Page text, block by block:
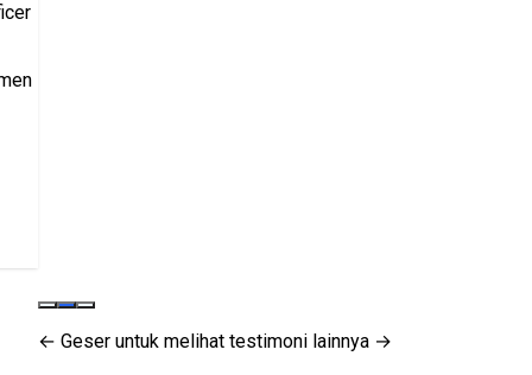
← Geser untuk melihat testimoni lainnya →